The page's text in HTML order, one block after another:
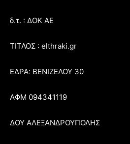
δ.τ. : ΔΟΚ ΑΕ
ΤΙΤΛΟΣ : elthraki.gr
ΕΔΡΑ: ΒΕΝΙΖΕΛΟΥ 30
ΑΦΜ 094341119
ΔΟΥ ΑΛΕΞΑΝΔΡΟΥΠΟΛΗΣ